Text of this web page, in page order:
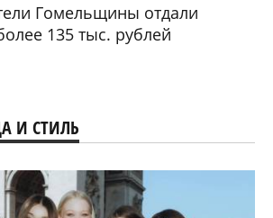
Гомельщины отдали
135 тыс. рублей
И СТИЛЬ